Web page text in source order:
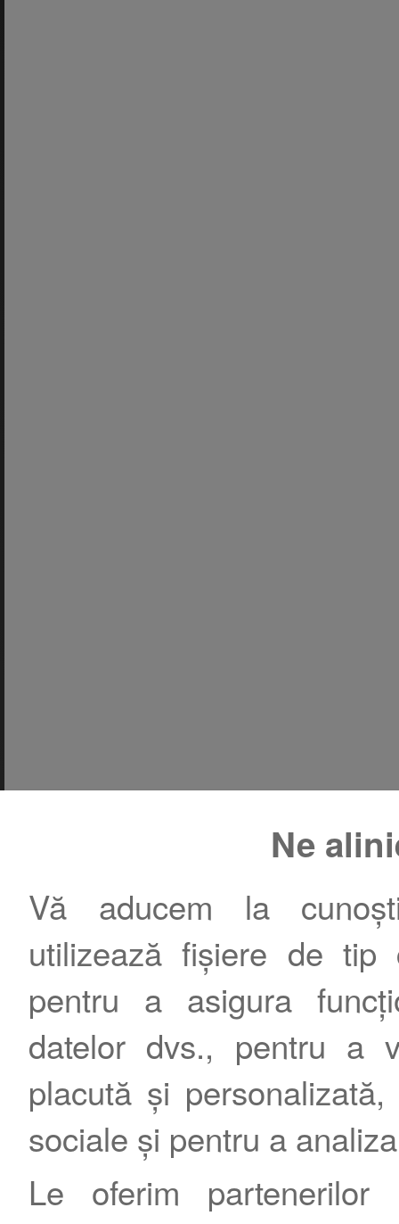
Ne
Vă aducem la
utilizează fișiere de tip
pentru a asigura
datelor dvs., pentru a
placută și
sociale și pentru a
Le oferim
Contact|Termeni şi condiţii Publicitate